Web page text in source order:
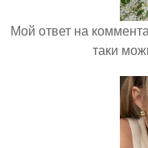
Мой ответ на
таки